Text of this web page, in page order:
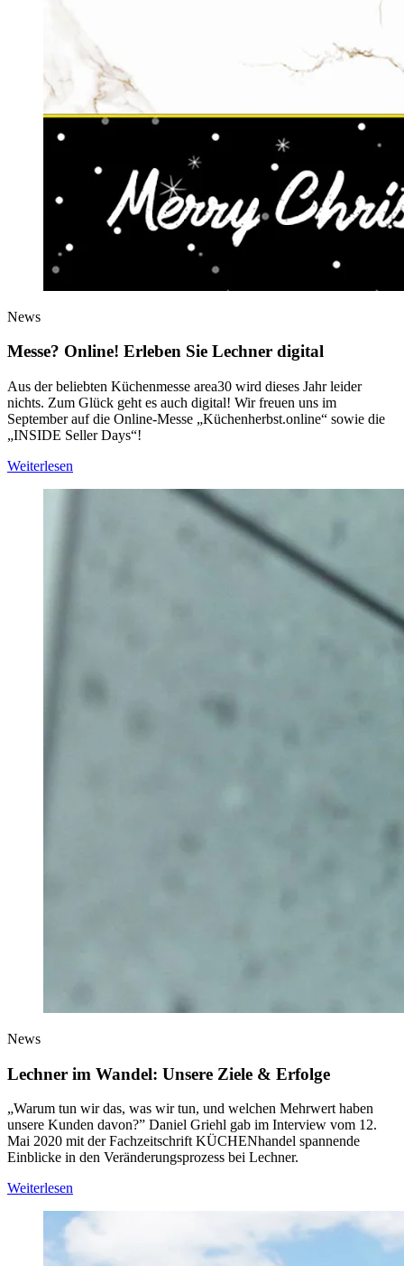
News
Messe? Online! Erleben Sie Lechner digital
Aus der beliebten Küchenmesse area30 wird dieses Jahr leider
nichts. Zum Glück geht es auch digital! Wir freuen uns im
September auf die Online-Messe „Küchenherbst.online“ sowie die
„INSIDE Seller Days“!
Weiterlesen
News
Lechner im Wandel: Unsere Ziele & Erfolge
„Warum tun wir das, was wir tun, und welchen Mehrwert haben
unsere Kunden davon?” Daniel Griehl gab im Interview vom 12.
Mai 2020 mit der Fachzeitschrift KÜCHENhandel spannende
Einblicke in den Veränderungsprozess bei Lechner.
Weiterlesen